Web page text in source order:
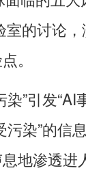
室的讨论
。
引发“AI事
污染”的信
地渗透进